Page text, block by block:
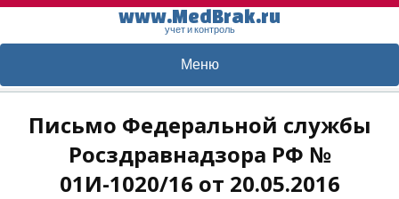
www.MedBrak.ru
учет и контроль
Меню
Письмо Федеральной службы
Росздравнадзора РФ №
01И-1020/16 от 20.05.2016